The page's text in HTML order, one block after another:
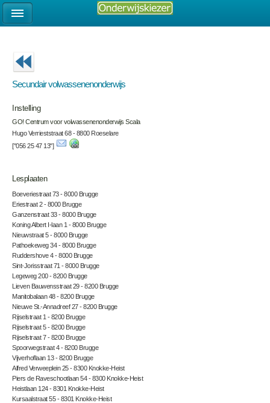
Secundair volwassenenonderwijs
Instelling
GO! Centrum voor volwassenenonderwijs Scala
Hugo Verrieststraat 68 - 8800 Roeselare
["056 25 47 13"]
Lesplaaten
Boeveriestraat 73 - 8000 Brugge
Eriestraat 2 - 8000 Brugge
Ganzenstraat 33 - 8000 Brugge
Koning Albert I-laan 1 - 8000 Brugge
Nieuwstraat 5 - 8000 Brugge
Pathoekeweg 34 - 8000 Brugge
Ruddershove 4 - 8000 Brugge
Sint-Jorisstraat 71 - 8000 Brugge
Legeweg 200 - 8200 Brugge
Lieven Bauwensstraat 29 - 8200 Brugge
Manitobalaan 48 - 8200 Brugge
Nieuwe St.-Annadreef 27 - 8200 Brugge
Rijselstraat 1 - 8200 Brugge
Rijselstraat 5 - 8200 Brugge
Rijselstraat 7 - 8200 Brugge
Spoorwegstraat 4 - 8200 Brugge
Vijverhoflaan 13 - 8200 Brugge
Alfred Verweeplein 25 - 8300 Knokke-Heist
Piers de Raveschootlaan 54 - 8300 Knokke-Heist
Heistlaan 124 - 8301 Knokke-Heist
Kursaalstraat 55 - 8301 Knokke-Heist